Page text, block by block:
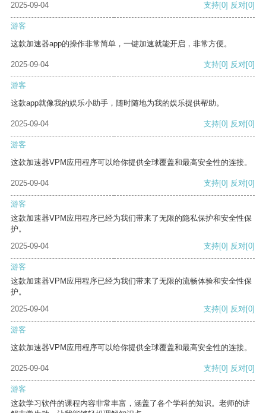
2025-09-04 支持[0] 反对[0]
游客
这款加速器app的操作非常简单，一键加速就能开启，非常方便。
2025-09-04 支持[0] 反对[0]
游客
这款app就像我的娱乐小助手，随时随地为我的娱乐提供帮助。
2025-09-04 支持[0] 反对[0]
游客
这款加速器VPM应用程序可以给你提供全球覆盖和最高安全性的连接。
2025-09-04 支持[0] 反对[0]
游客
这款加速器VPM应用程序已经为我们带来了无限的隐私保护和安全性保
护。
2025-09-04
支持[0] 反对[0]
游客
这款加速器VPM应用程序已经为我们带来了无限的流畅体验和安全性保
护。
2025-09-04
支持[0] 反对[0]
游客
这款加速器VPM应用程序可以给你提供全球覆盖和最高安全性的连接。
2025-09-04 支持[0] 反对[0]
游客
这款学习软件的课程内容非常丰富，涵盖了各个学科的知识。老师的讲